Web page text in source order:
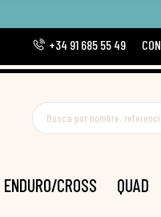
+34 91 685 55 49
ENDURO/CROSS QUAD